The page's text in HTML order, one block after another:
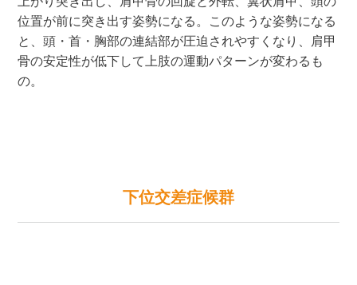
位置が前に突き出す姿勢になる。このような姿勢になる
と、頭・首・胸部の連結部が圧迫されやすくなり、肩甲
骨の安定性が低下して上肢の運動パターンが変わるも
の。
下位交差症候群